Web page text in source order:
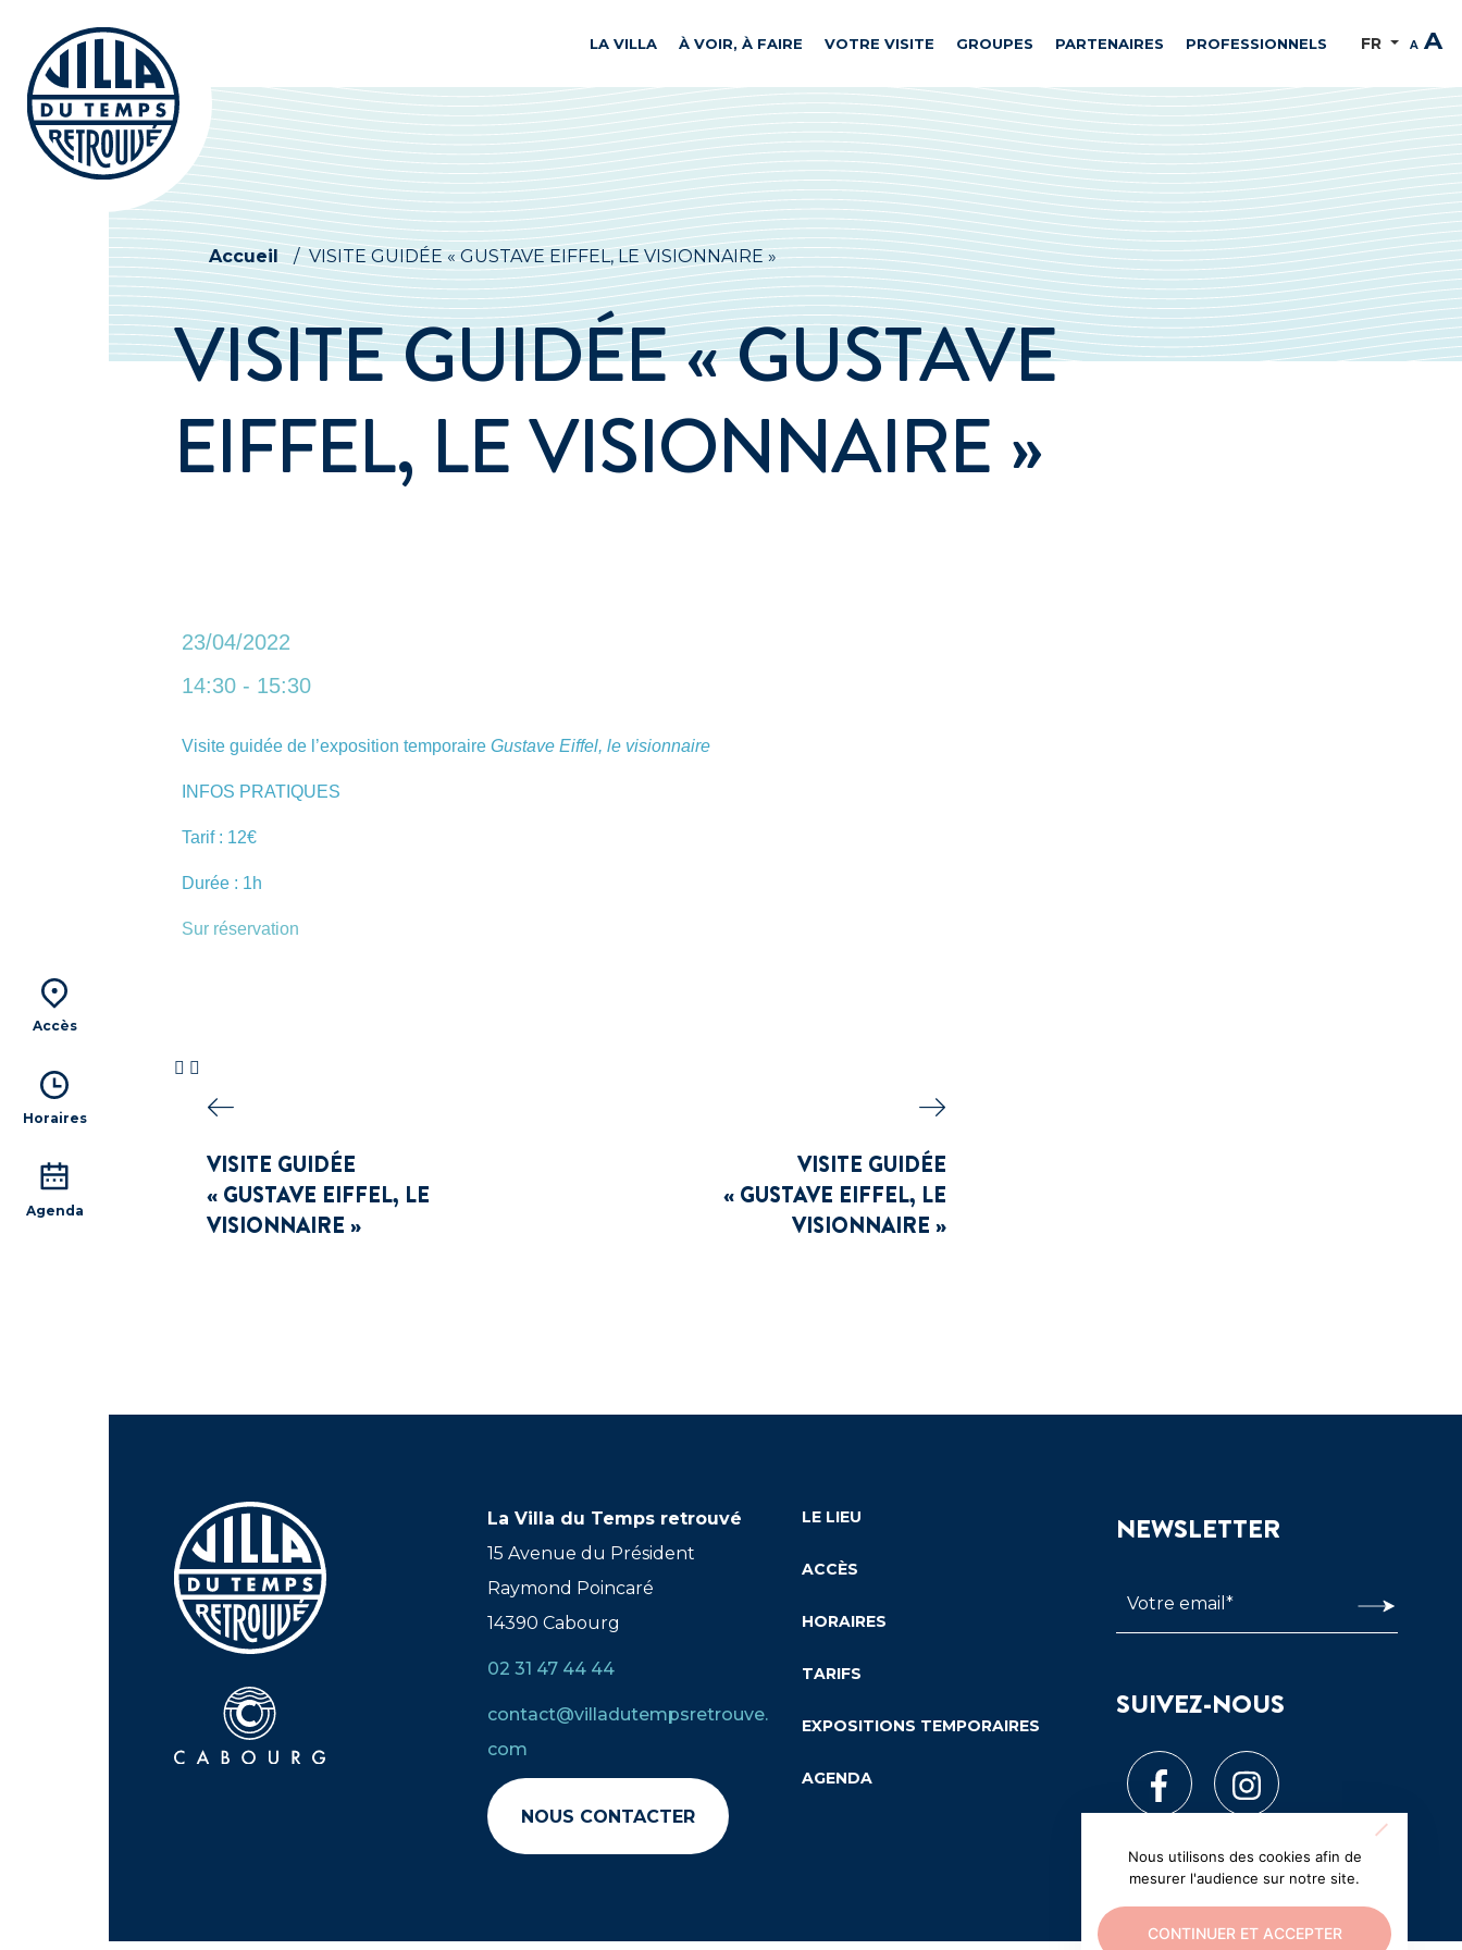
LA VILLA À VOIR, À FAIRE VOTRE VISITE GROUPES PARTENAIRES PROFESSIONNELS FR A A
Accueil / VISITE GUIDÉE « GUSTAVE EIFFEL, LE VISIONNAIRE »
VISITE GUIDÉE « GUSTAVE
EIFFEL, LE VISIONNAIRE »
23/04/2022
14:30 - 15:30
Visite guidée de l’exposition temporaire Gustave Eiffel, le visionnaire
INFOS PRATIQUES
Tarif : 12€
Durée : 1h
Sur réservation
VISITE GUIDÉE
« GUSTAVE EIFFEL, LE
VISIONNAIRE »
VISITE GUIDÉE
« GUSTAVE EIFFEL, LE
VISIONNAIRE »
La Villa du Temps retrouvé
15 Avenue du Président
Raymond Poincaré
14390 Cabourg
02 31 47 44 44
contact@villadutempsretrouve.
com
NOUS CONTACTER
LE LIEU
ACCÈS
HORAIRES
TARIFS
EXPOSITIONS TEMPORAIRES
AGENDA
NEWSLETTER
SUIVEZ-NOUS
Accès
Horaires
Agenda
Nous utilisons des cookies afin de
mesurer l'audience sur notre site.
CONTINUER ET ACCEPTER